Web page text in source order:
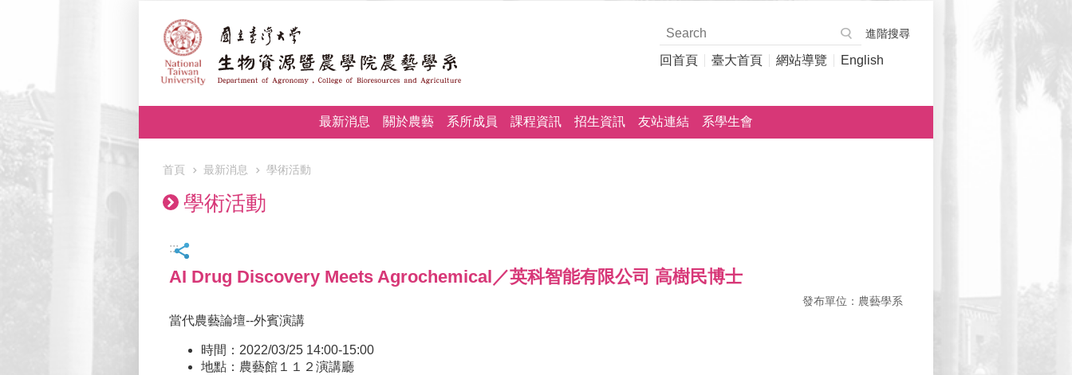
進階搜尋
回首頁 臺大首頁 網站導覽 English
最新消息 關於農藝 系所成員 課程資訊 招生資訊 友站連結 系學生會
首頁 最新消息 學術活動
學術活動
:::
AI Drug Discovery Meets Agrochemical／英科智能有限公司 高樹民博士
發布單位：農藝學系
當代農藝論壇--外賓演講
時間：2022/03/25 14:00-15:00
地點：農藝館１１２演講廳